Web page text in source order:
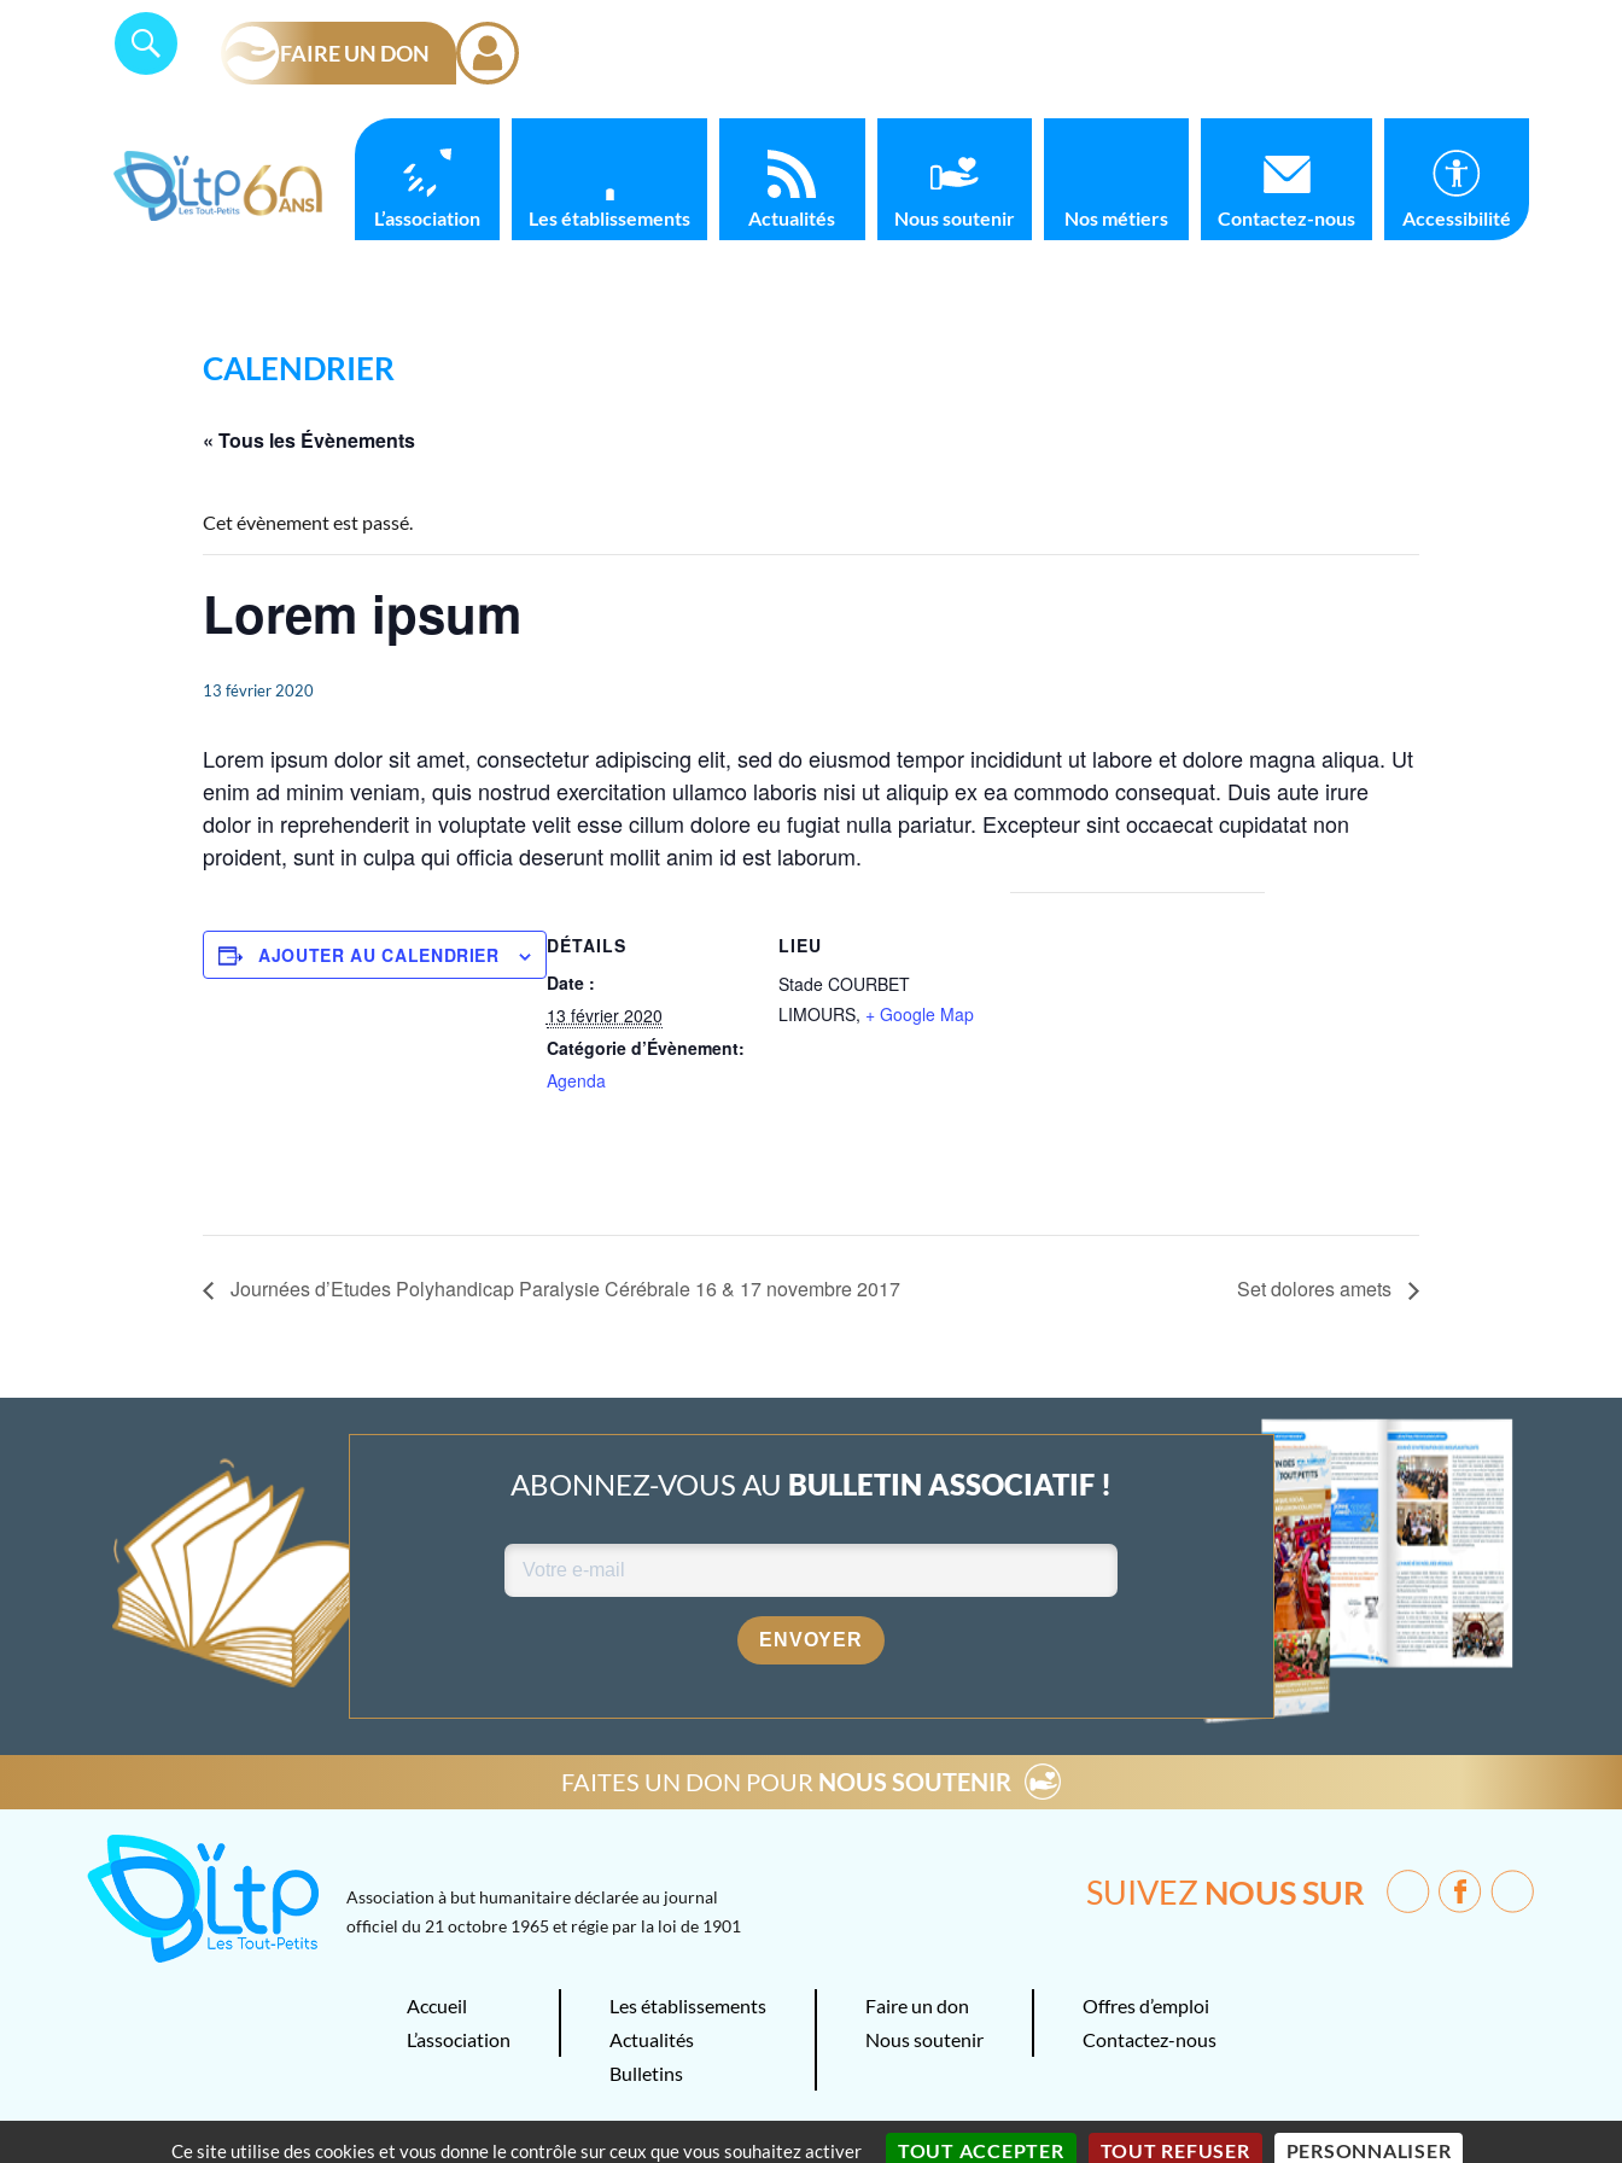
Search
SEARCH
FAIRE UN DON
L’association Les établissements Actualités Nous soutenir Nos métiers Contactez-nous Accessibilité
CALENDRIER
« Tous les Évènements
Cet évènement est passé.
Lorem ipsum
13 février 2020
Lorem ipsum dolor sit amet, consectetur adipiscing elit, sed do eiusmod tempor incididunt ut labore et dolore magna aliqua. Ut
enim ad minim veniam, quis nostrud exercitation ullamco laboris nisi ut aliquip ex ea commodo consequat. Duis aute irure
dolor in reprehenderit in voluptate velit esse cillum dolore eu fugiat nulla pariatur. Excepteur sint occaecat cupidatat non
proident, sunt in culpa qui officia deserunt mollit anim id est laborum.
AJOUTER AU CALENDRIER
DÉTAILS
Date :
13 février 2020
Catégorie d’Évènement:
Agenda
LIEU
Stade COURBET
LIMOURS, + Google Map
Journées d’Etudes Polyhandicap Paralysie Cérébrale 16 & 17 novembre 2017 Set dolores amets
ABONNEZ-VOUS AU BULLETIN ASSOCIATIF !
ENVOYER
FAITES UN DON POUR NOUS SOUTENIR
Association à but humanitaire déclarée au journal
officiel du 21 octobre 1965 et régie par la loi de 1901
SUIVEZ NOUS SUR
Accueil
L’association
Les établissements
Actualités
Bulletins
Faire un don
Nous soutenir
Offres d’emploi
Contactez-nous
Mentions légales
Panneau de gestion des cookies
Ce site utilise des cookies et vous donne le contrôle sur ceux que vous souhaitez activer TOUT ACCEPTER TOUT REFUSER PERSONNALISER